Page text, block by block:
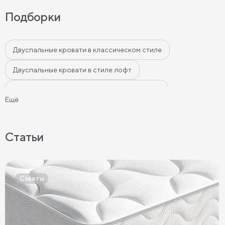
Подборки
Двуспальные кровати в классическом стиле
Двуспальные кровати в стиле лофт
Двуспальные кровати голубого цвета
Двуспальные кровати цвета графит
Двуспальные кровати желтого цвета
Ещё
Статьи
Советы